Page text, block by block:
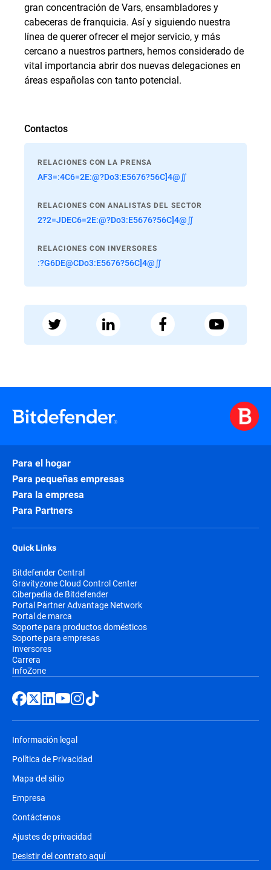
gran concentración de Vars, ensambladores y
cabeceras de franquicia. Así y siguiendo nuestra
línea de querer ofrecer el mejor servicio, y más
cercano a nuestros partners, hemos considerado de
vital importancia abrir dos nuevas delegaciones en
áreas españolas con tanto potencial.
Contactos
RELACIONES CON LA PRENSA
AF3=:4C6=2E:@?Do3:E5676?56C]4@∬
RELACIONES CON ANALISTAS DEL SECTOR
2?2=JDEC6=2E:@?Do3:E5676?56C]4@∬
RELACIONES CON INVERSORES
:?G6DE@CDo3:E5676?56C]4@∬
Para el hogar
Para pequeñas empresas
Para la empresa
Para Partners
Quick Links
Bitdefender Central
Gravityzone Cloud Control Center
Ciberpedia de Bitdefender
Portal Partner Advantage Network
Portal de marca
Soporte para productos domésticos
Soporte para empresas
Inversores
Carrera
InfoZone
Información legal
Política de Privacidad
Mapa del sitio
Empresa
Contáctenos
Ajustes de privacidad
Desistir del contrato aquí